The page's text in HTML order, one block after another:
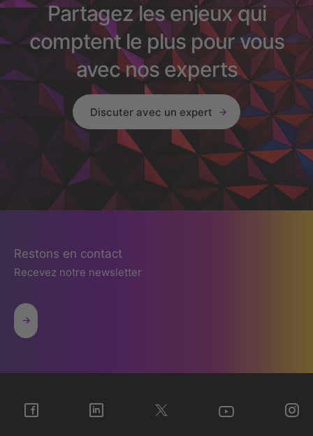
Partagez les enjeux qui
comptent le plus pour vous
avec nos experts
Discuter avec un expert
Restons en contact
Recevez notre newsletter